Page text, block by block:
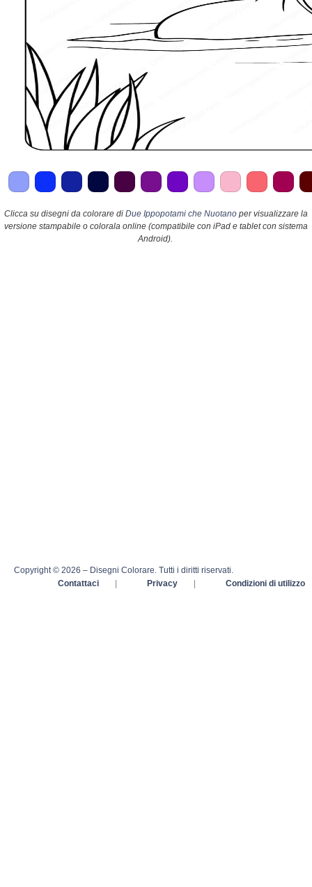
Clicca su disegni da colorare di Due Ippopotami che Nuotano per visualizzare la
versione stampabile o colorala online (compatibile con iPad e tablet con sistema
Android).
Copyright © 2026 – Disegni Colorare. Tutti i diritti riservati.
Contattaci
| Privacy | Condizioni di utilizzo